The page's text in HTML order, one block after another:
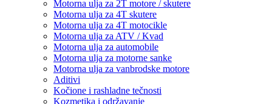
Motorna ulja za 2T motore / skutere
Motorna ulja za 4T skutere
Motorna ulja za 4T motocikle
Motorna ulja za ATV / Kvad
Motorna ulja za automobile
Motorna ulja za motorne sanke
Motorna ulja za vanbrodske motore
Aditivi
Kočione i rashladne tečnosti
Kozmetika i održavanje